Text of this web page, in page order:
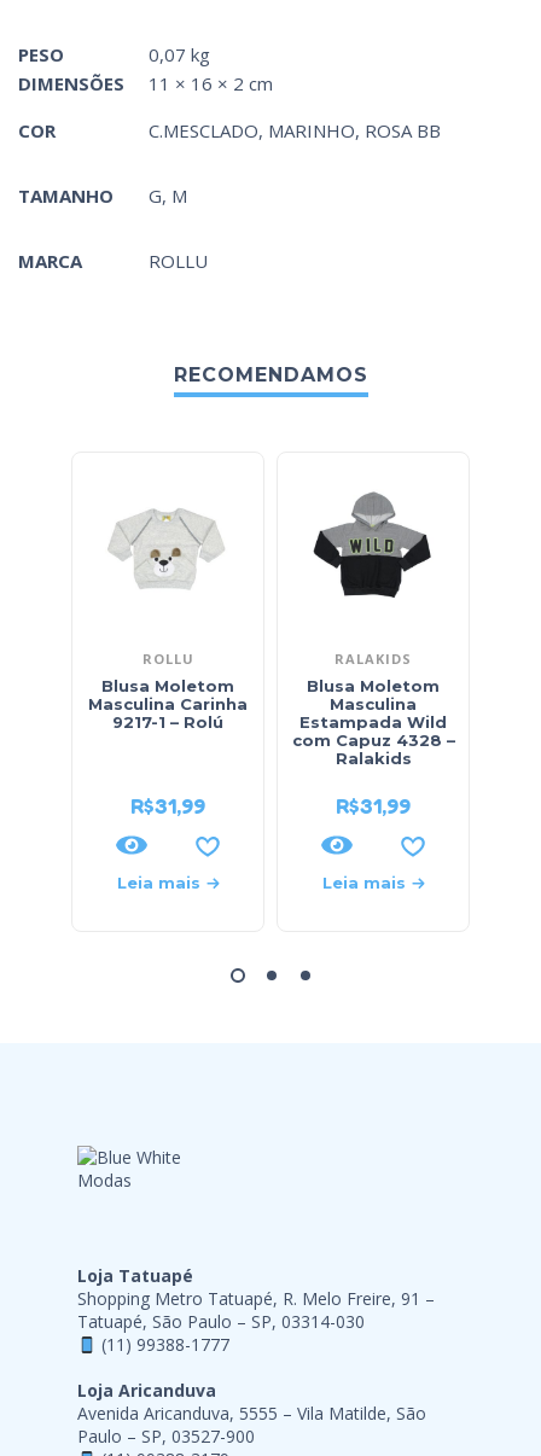
PESO
0,07 kg
DIMENSÕES
11 × 16 × 2 cm
COR
C.MESCLADO, MARINHO, ROSA BB
TAMANHO G, M
MARCA ROLLU
RECOMENDAMOS
ROLLU
Blusa Moletom
Masculina Carinha
9217-1 – Rolú
R$31,99
Leia mais
RALAKIDS
Blusa Moletom
Masculina
Estampada Wild
com Capuz 4328 –
Ralakids
R$31,99
Leia mais
Loja Tatuapé
Shopping Metro Tatuapé, R. Melo Freire, 91 –
Tatuapé, São Paulo – SP, 03314-030
(11) 99388-1777
Loja Aricanduva
Avenida Aricanduva, 5555 – Vila Matilde, São
Paulo – SP, 03527-900